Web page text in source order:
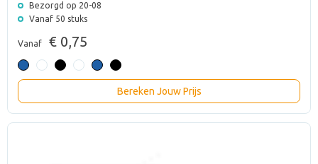
Bezorgd op 20-08
Vanaf 50 stuks
Vanaf € 0,75
Bereken Jouw Prijs